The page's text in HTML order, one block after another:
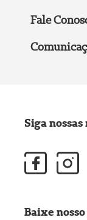
Fale
Siga
Baixe